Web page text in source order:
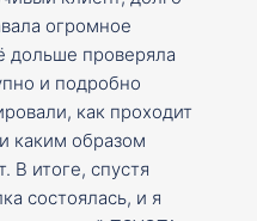
огромное
дольше проверяла
и подробно
как проходит
каким образом
В итоге, спустя
состоялась, и я